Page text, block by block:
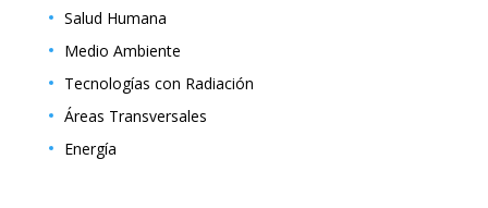
Salud Humana
Medio Ambiente
Tecnologías con Radiación
Áreas Transversales
Energía